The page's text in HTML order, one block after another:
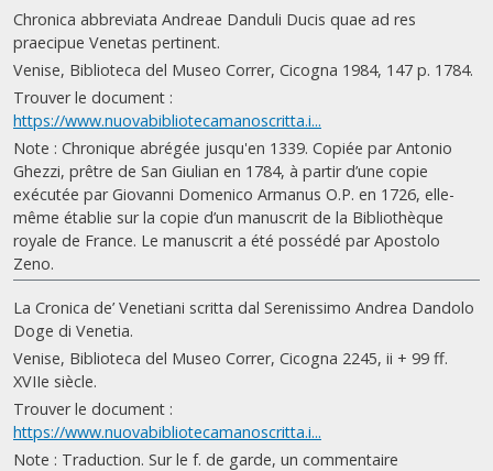
Chronica abbreviata Andreae Danduli Ducis quae ad res
praecipue Venetas pertinent.
Venise, Biblioteca del Museo Correr, Cicogna 1984, 147 p. 1784.
Trouver le document :
https://www.nuovabibliotecamanoscritta.i...
Note : Chronique abrégée jusqu'en 1339. Copiée par Antonio
Ghezzi, prêtre de San Giulian en 1784, à partir d’une copie
exécutée par Giovanni Domenico Armanus O.P. en 1726, elle-
même établie sur la copie d’un manuscrit de la Bibliothèque
royale de France. Le manuscrit a été possédé par Apostolo
Zeno.
La Cronica de’ Venetiani scritta dal Serenissimo Andrea Dandolo
Doge di Venetia.
Venise, Biblioteca del Museo Correr, Cicogna 2245, ii + 99 ff.
XVIIe siècle.
Trouver le document :
https://www.nuovabibliotecamanoscritta.i...
Note : Traduction. Sur le f. de garde, un commentaire